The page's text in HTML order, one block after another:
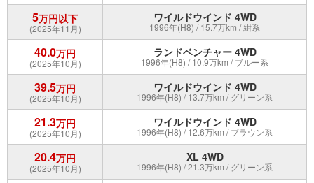
5万円以下
(2025年11月)
ワイルドウインド 4WD
1996年(H8) / 15.7万km / 紺系
40.0万円
(2025年10月)
ランドベンチャー 4WD
1996年(H8) / 10.9万km / ブルー系
39.5万円
(2025年10月)
ワイルドウインド 4WD
1996年(H8) / 13.7万km / グリーン系
21.3万円
(2025年10月)
ワイルドウインド 4WD
1996年(H8) / 12.6万km / ブラウン系
20.4万円
(2025年10月)
XL 4WD
1996年(H8) / 21.3万km / グリーン系